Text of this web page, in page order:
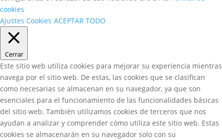
cookies
Ajustes Cookies ACEPTAR TODO
Cerrar
Este sitio web utiliza cookies para mejorar su experiencia mientras
navega por el sitio web. De estas, las cookies que se clasifican
como necesarias se almacenan en su navegador, ya que son
esenciales para el funcionamiento de las funcionalidades básicas
del sitio web. También utilizamos cookies de terceros que nos
ayudan a analizar y comprender cómo utiliza este sitio web. Estas
cookies se almacenarán en su navegador solo con su